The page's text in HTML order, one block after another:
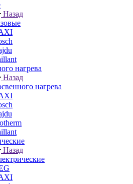
Назад
нагрева
Назад
нагрева
Назад